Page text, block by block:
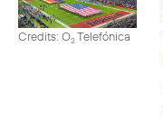
Credits: O2Telefónica